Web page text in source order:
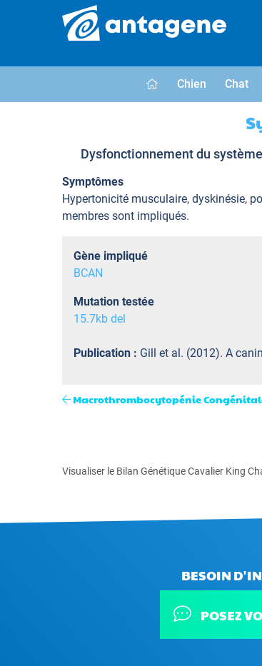
Chien Chat
Dysfonctionnement du
Symptômes
Hypertonicité musculaire, dyskinésie,
membres sont impliqués.
Gène impliqué
BCAN
Mutation testée
15.7kb del
Publication : Gill et al. (2012). A
Macrothrombocytopénie
Visualiser le Bilan Génétique Cavalier King
BESOIN
POSEZ